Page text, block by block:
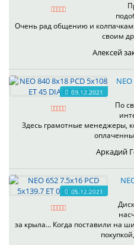
Очень рад общению и
своим
Алексей
09.12.2021
По
Здесь грамотные менеджеры,
Аркадий
05.12.2021
за крыла... Когда поставили на